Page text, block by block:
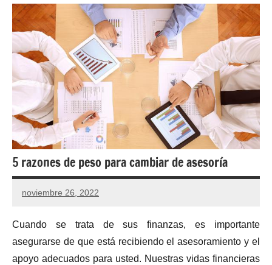
5 razones de peso para cambiar de asesoría
noviembre 26, 2022
Cuando se trata de sus finanzas, es importante
asegurarse de que está recibiendo el asesoramiento y el
apoyo adecuados para usted. Nuestras vidas financieras